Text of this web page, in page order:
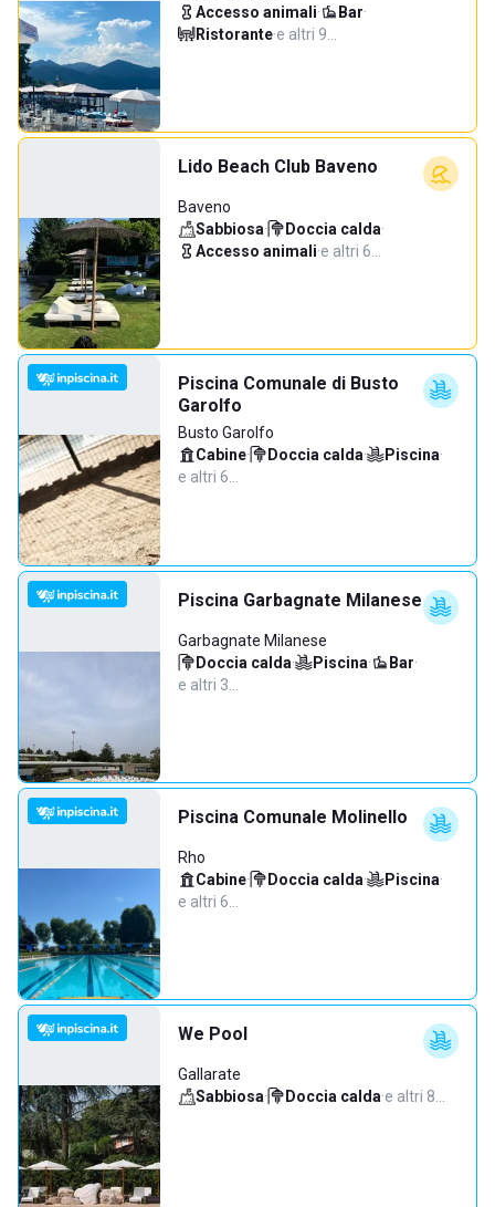
Accesso animali· Bar·
Ristorante·e altri 9…
Lido Beach Club Baveno
Baveno
Sabbiosa· Doccia calda·
Accesso animali·e altri 6…
Piscina Comunale di Busto
Garolfo
Busto Garolfo
Cabine· Doccia calda· Piscina·
e altri 6…
Piscina Garbagnate Milanese
Garbagnate Milanese
Doccia calda· Piscina· Bar·
e altri 3…
Piscina Comunale Molinello
Rho
Cabine· Doccia calda· Piscina·
e altri 6…
We Pool
Gallarate
Sabbiosa· Doccia calda·e altri 8…